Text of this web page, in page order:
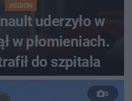
REGION
uderzyło w
w płomieniach.
do szpitala
6